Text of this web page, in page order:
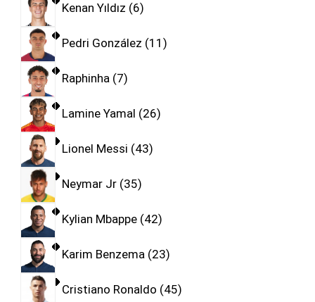
Kenan Yıldız 6
Pedri González 11
Raphinha 7
Lamine Yamal 26
Lionel Messi 43
Neymar Jr 35
Kylian Mbappe 42
Karim Benzema 23
Cristiano Ronaldo 45